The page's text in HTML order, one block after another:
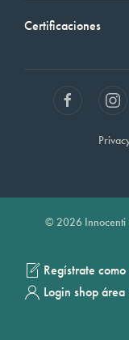
Certificaciones
© 2026 Innocenti
Regístrate
Login shop